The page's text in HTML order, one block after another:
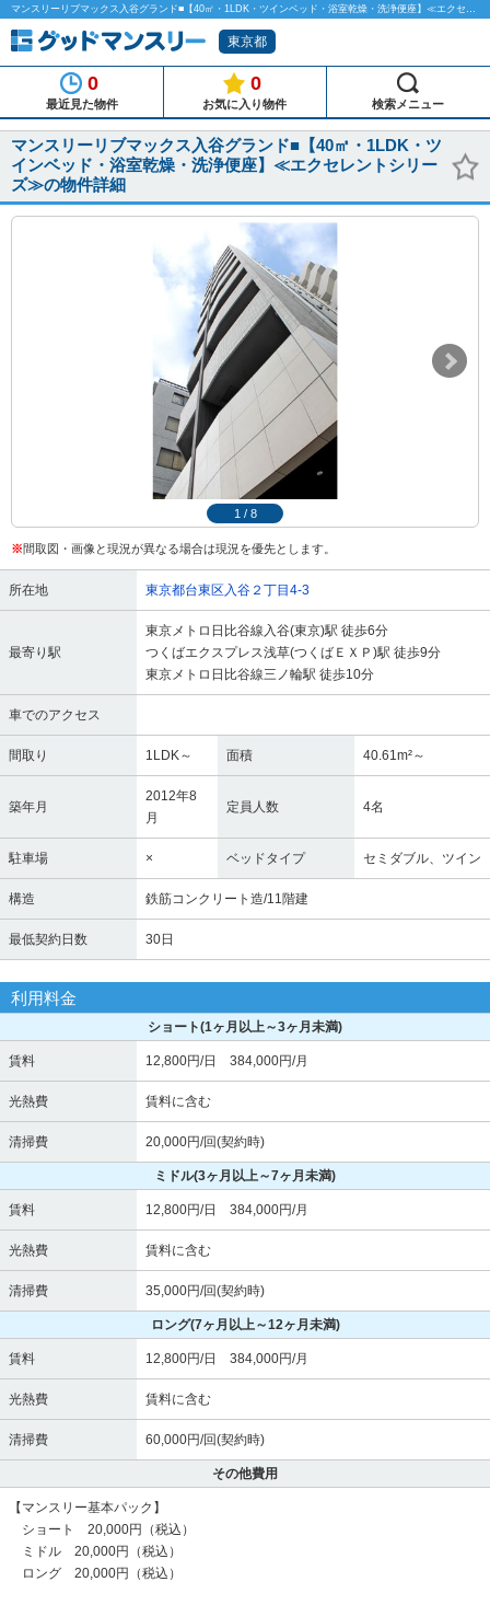
マンスリーリブマックス入谷グランド■【40㎡・1LDK・ツインベッド・浴室乾燥・洗浄便座】≪エクセレントシリーズ≫のマンスリーマンション物件詳細「グッドマンスリー」
東京都
0
最近見た物件
0
お気に入り物件 検索メニュー
マンスリーリブマックス入谷グランド■【40㎡・1LDK・ツ
インベッド・浴室乾燥・洗浄便座】≪エクセレントシリー
ズ≫の物件詳細
1 / 8
※間取図・画像と現況が異なる場合は現況を優先とします。
所在地 東京都台東区入谷２丁目4-3
最寄り駅
東京メトロ日比谷線入谷(東京)駅 徒歩6分
つくばエクスプレス浅草(つくばＥＸＰ)駅 徒歩9分
東京メトロ日比谷線三ノ輪駅 徒歩10分
車でのアクセス
間取り 1LDK～ 面積 40.61m²～
築年月
2012年8
月
定員人数 4名
駐車場 × ベッドタイプ セミダブル、ツイン
構造 鉄筋コンクリート造/11階建
最低契約日数 30日
利用料金
ショート(1ヶ月以上～3ヶ月未満)
賃料 12,800円/日 384,000円/月
光熱費 賃料に含む
清掃費 20,000円/回(契約時)
ミドル(3ヶ月以上～7ヶ月未満)
賃料 12,800円/日 384,000円/月
光熱費 賃料に含む
清掃費 35,000円/回(契約時)
ロング(7ヶ月以上～12ヶ月未満)
賃料 12,800円/日 384,000円/月
光熱費 賃料に含む
清掃費 60,000円/回(契約時)
その他費用
【マンスリー基本パック】
ショート 20,000円（税込）
ミドル 20,000円（税込）
ロング 20,000円（税込）